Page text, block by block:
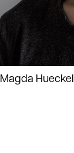
Hueckel